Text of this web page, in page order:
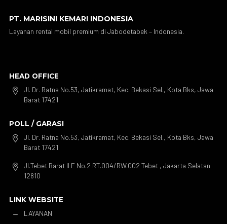
PT. MARISINI KEMARI INDONESIA
Layanan rental mobil premium di Jabodetabek – Indonesia.
HEAD OFFICE

Jl. Dr. Ratna No.53, Jatikramat, Kec. Bekasi Sel., Kota Bks, Jawa
Barat 17421
POLL / GARASI

Jl. Dr. Ratna No.53, Jatikramat, Kec. Bekasi Sel., Kota Bks, Jawa
Barat 17421

Jl.Tebet Barat II E No.2 RT.004/RW.002 Tebet , Jakarta Selatan
12810
LINK WEBSITE
K
LAYANAN